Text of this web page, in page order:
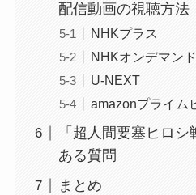
配信動画の視聴方法
NHKプラス
NHKオンデマンド
U-NEXT
amazonプライム
「超人間要塞ヒロ
ある質問
まとめ